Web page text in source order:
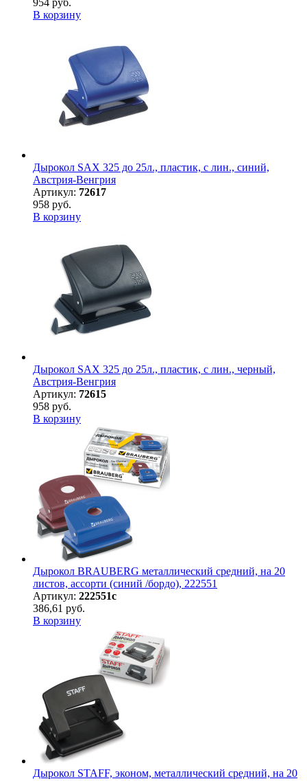
954 руб.
В корзину
Дырокол SAX 325 до 25л., пластик, с лин., синий,
Австрия-Венгрия
Артикул: 72617
958 руб.
В корзину
Дырокол SAX 325 до 25л., пластик, с лин., черный,
Австрия-Венгрия
Артикул: 72615
958 руб.
В корзину
Дырокол BRAUBERG металлический средний, на 20
листов, ассорти (синий /бордо), 222551
Артикул: 222551с
386,61 руб.
В корзину
Дырокол STAFF, эконом, металлический средний, на 20